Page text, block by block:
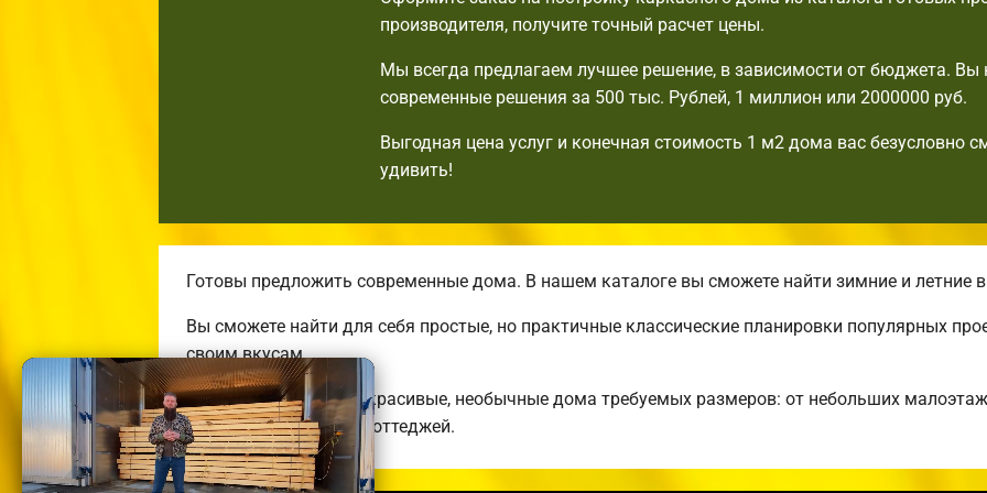
производителя, получите точный расчет цены.
Мы всегда предлагаем лучшее решение, в зависимости от бюджета. Вы
современные решения за 500 тыс. Рублей, 1 миллион или 2000000 руб.
Выгодная цена услуг и конечная стоимость 1 м2 дома вас безусловно
удивить!
Готовы предложить современные дома. В нашем каталоге вы сможете найти зимние и летние
Вы сможете найти для себя простые, но практичные классические планировки популярных
своим вкусам.
Строим комфортные, красивые, необычные дома требуемых размеров: от небольших
энергоэффективных коттеджей.